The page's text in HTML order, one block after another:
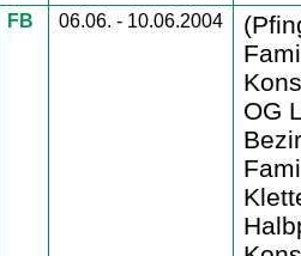
FB 06.06. - 10.06.2004
OG